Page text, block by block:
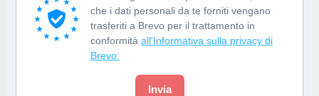
che i dati personali da te forniti vengano
trasferiti a Brevo per il trattamento in
conformità all'Informativa sulla privacy di
Brevo.
Invia